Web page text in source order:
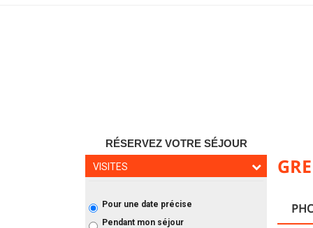
RÉSERVEZ VOTRE SÉJOUR
VISITES
Pour une date précise
Pendant mon séjour